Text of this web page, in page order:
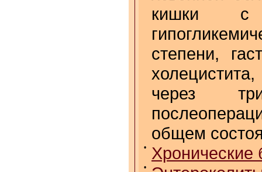
кишки с
степени,
через
общем
• Хронические
•